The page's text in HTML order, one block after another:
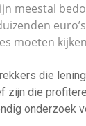
meestal
moeten
die
zijn die
onderzoek